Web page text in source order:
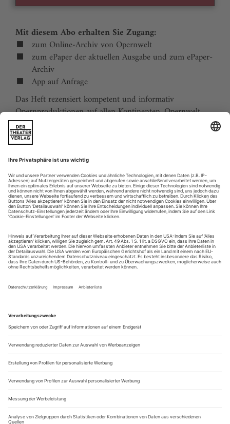
Mit diesem Abo erhalten Sie Zugang:
zum Online-Archiv von Opernwelt
zum ePaper der aktuellen Ausgabe und zum ePaper-
Archiv
App auf Anfrage
Das Heft rezensiert kompetent und informativ
Opernproduktionen auf allen Kontinenten. Opernwelt
zeigt die Welt hinter der Bühne, befragt die Macher und
verfolgt die Kulturpolitik. Große Themenblöcke
behandeln die Geschichte der Oper, bedeutende
Komponisten und die interessantesten Aspekte des
internationalen Musiklebens. Die Premierenvorschau
animiert zu Opernreisen in alle Welt.
Sie erhalten Zugang zum Online-Archiv von Opernwelt
und können sowohl das aktuelle ePaper als auch das
ePaper-Archiv über Ihren Account auf www.der-
theaterverlag.de einsehen. Zugang zur App auf Anfrage.
Das Abonnement hat eine Laufzeit von einem Monat und
verlängert sich jeweils um einen weiteren Monat, sofern
es nicht vom Kunden auf der Seite „Mein Konto/Meine
Bestellungen“ auf www.der-theaterverlag.de gekündigt
in Kraft.
Aus steuerlichen Gründen abweichende Preise für Käufe
außerhalb Deutschlands (Endpreis vor Auslösen der Bestellung
ersichtlich)
9,99 €